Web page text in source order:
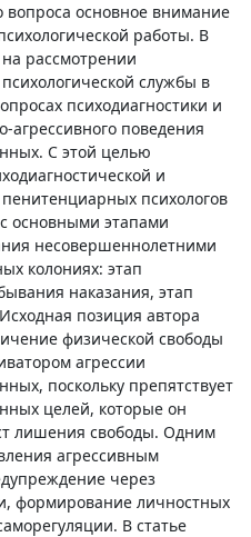
вопроса основное внимание
работы. В
рассмотрении
службы в
психодиагностики и
агрессивного поведения
С этой целью
и
психологов
основными этапами
несовершеннолетними
колониях: этап
наказания, этап
позиция автора
физической свободы
агрессии
поскольку препятствует
целей, которые он
лишения свободы. Одним
агрессивным
через
формирование личностных
В статье